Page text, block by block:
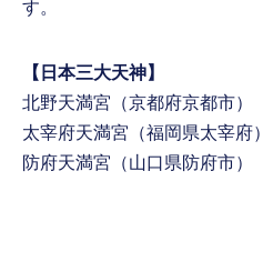
す。
【日本三大天神】
北野天満宮（京都府京都市）
太宰府天満宮（福岡県太宰府）
防府天満宮（山口県防府市）